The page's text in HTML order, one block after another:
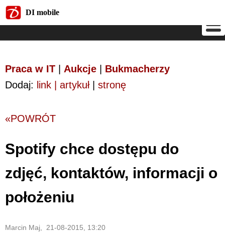
DI mobile
Praca w IT Aukcje
Bukmacherzy
Dodaj: link | artykuł| stronę
«POWRÓT
Spotify chce dostępu do
zdjęć, kontaktów, informacji o
położeniu
Marcin Maj, 21-08-2015, 13:20
DI mobile